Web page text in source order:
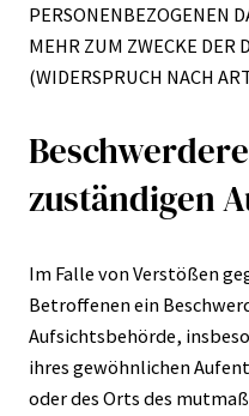
PERSONENBEZOGENEN
MEHR ZUM ZWECKE DER
(WIDERSPRUCH NACH
zuständigen
Im Falle von Verstößen
Betroffenen ein
Aufsichtsbehörde,
ihres gewöhnlichen
oder des Orts des